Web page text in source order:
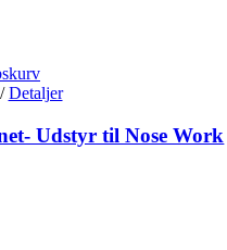
/ Detaljer
Udstyr til Nose Work